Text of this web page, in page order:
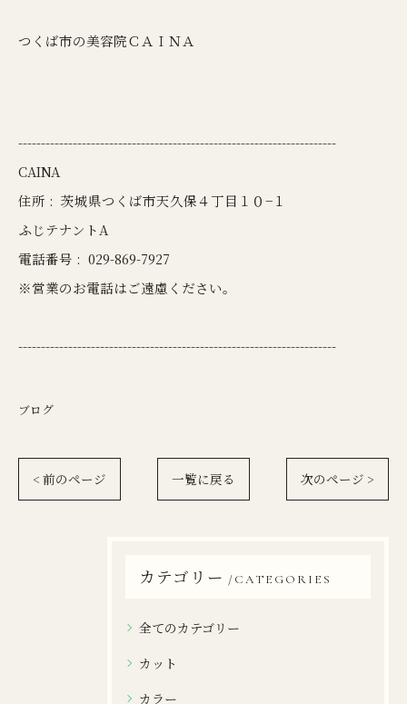
つくば市の美容院ＣＡＩＮＡ
----------------------------------------------------------------------
CAINA
住所 : 茨城県つくば市天久保４丁目１０−１
ふじテナントA
電話番号 : 029-869-7927
※営業のお電話はご遠慮ください。
----------------------------------------------------------------------
ブログ
< 前のページ 一覧に戻る 次のページ >
カテゴリー CATEGORIES
全てのカテゴリー
カット
カラー